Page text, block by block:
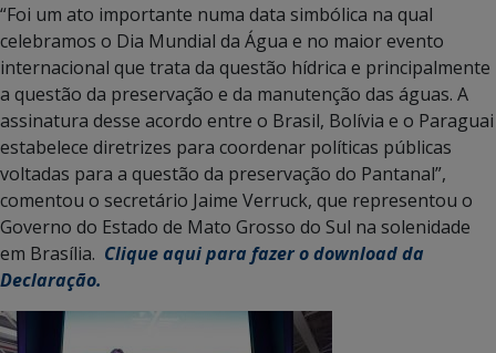
“Foi um ato importante numa data simbólica na qual
celebramos o Dia Mundial da Água e no maior evento
internacional que trata da questão hídrica e principalmente
a questão da preservação e da manutenção das águas. A
assinatura desse acordo entre o Brasil, Bolívia e o Paraguai
estabelece diretrizes para coordenar políticas públicas
voltadas para a questão da preservação do Pantanal”,
comentou o secretário Jaime Verruck, que representou o
Governo do Estado de Mato Grosso do Sul na solenidade
em Brasília. Clique aqui para fazer o download da
Declaração.